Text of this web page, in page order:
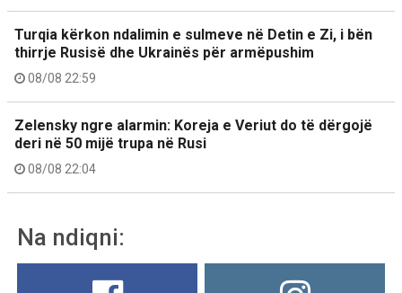
Turqia kërkon ndalimin e sulmeve në Detin e Zi, i bën
thirrje Rusisë dhe Ukrainës për armëpushim
08/08 22:59
Zelensky ngre alarmin: Koreja e Veriut do të dërgojë
deri në 50 mijë trupa në Rusi
08/08 22:04
Na ndiqni: